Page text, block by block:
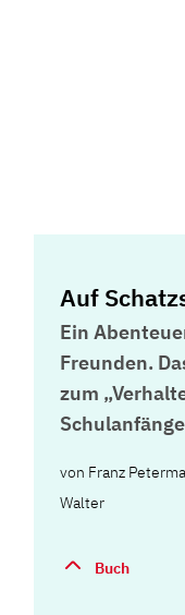
Auf
Ein
Freunden.
zum
von Franz
Walter
Buch